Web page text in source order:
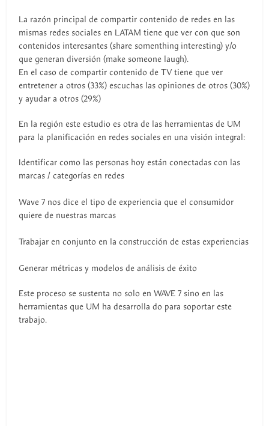
La razón principal de compartir contenido de redes en las
mismas redes sociales en LATAM tiene que ver con que son
contenidos interesantes (share somenthing interesting) y/o
que generan diversión (make someone laugh).
En el caso de compartir contenido de TV tiene que ver
entretener a otros (33%) escuchas las opiniones de otros (30%)
y ayudar a otros (29%)
En la región este estudio es otra de las herramientas de UM
para la planificación en redes sociales en una visión integral:
Identificar como las personas hoy están conectadas con las
marcas / categorías en redes
Wave 7 nos dice el tipo de experiencia que el consumidor
quiere de nuestras marcas
Trabajar en conjunto en la construcción de estas experiencias
Generar métricas y modelos de análisis de éxito
Este proceso se sustenta no solo en WAVE 7 sino en las
herramientas que UM ha desarrolla do para soportar este
trabajo.